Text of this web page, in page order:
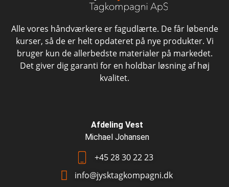
Alle vores håndværkere er fagudlærte. De får løbende
kurser, så de er helt opdateret på nye produkter. Vi
bruger kun de allerbedste materialer på markedet.
Det giver dig garanti for en holdbar løsning af høj
kvalitet.
Afdeling Vest
Michael Johansen
+45 28 30 22 23
info@jysktagkompagni.dk